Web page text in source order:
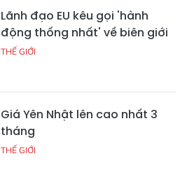
Lãnh đạo EU kêu gọi 'hành
động thống nhất' về biên giới
THẾ GIỚI
Giá Yên Nhật lên cao nhất 3
tháng
THẾ GIỚI